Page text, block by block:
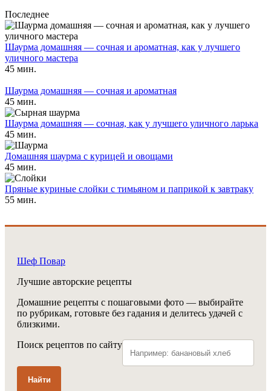
Последнее
Шаурма домашняя — сочная и ароматная, как у лучшего
уличного мастера
45 мин.
Шаурма домашняя — сочная и ароматная
45 мин.
Шаурма домашняя — сочная, как у лучшего уличного ларька
45 мин.
Домашняя шаурма с курицей и овощами
45 мин.
Пряные куриные слойки с тимьяном и паприкой к завтраку
55 мин.
Шеф Повар
Лучшие авторские рецепты
Домашние рецепты с пошаговыми фото — выбирайте
по рубрикам, готовьте без гадания и делитесь удачей с
близкими.
Поиск рецептов по сайту
Найти